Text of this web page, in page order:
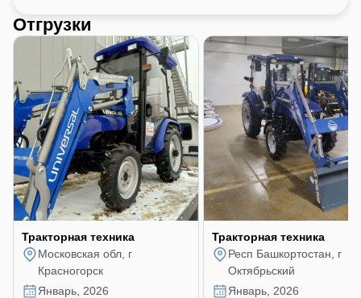
Отгрузки
Тракторная техника
Московская обл, г
Красногорск
январь, 2026
Тракторная техника
Респ Башкортостан, г
Октябрьский
январь, 2026